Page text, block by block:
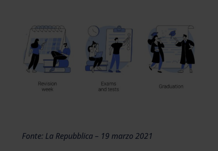
Fonte: La Repubblica – 19 marzo 2021